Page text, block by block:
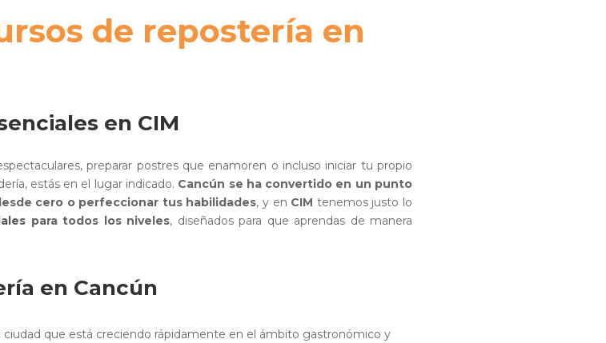
de repostería en
en CIM
preparar postres que enamoren o incluso iniciar tu propio
estás en el lugar indicado. Cancún se ha convertido en un punto
cero o perfeccionar tus habilidades, y en CIM tenemos justo lo
para todos los niveles, diseñados para que aprendas de manera
en Cancún
ciudad que está creciendo rápidamente en el ámbito gastronómico y